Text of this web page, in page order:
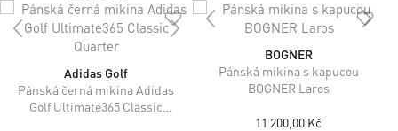
Adidas Golf
Pánská černá mikina Adidas
Golf Ultimate365 Classic
BOGNER
Pánská mikina s kapucou
BOGNER Laros
11 200,00 Kč